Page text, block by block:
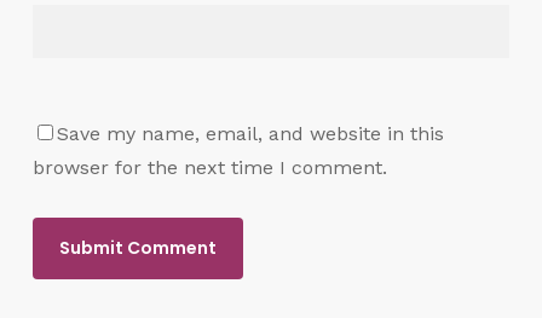
Save my name, email, and website in this
browser for the next time I comment.